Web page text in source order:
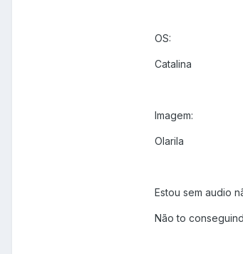
OS:
Catalina
Imagem:
Olarila
Estou sem audio
Não to